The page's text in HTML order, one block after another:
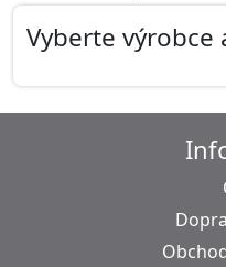
Vyberte